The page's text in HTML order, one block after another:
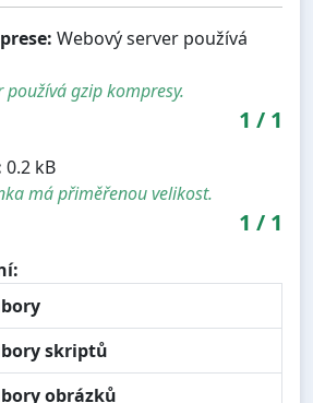
Webový server používá
používá gzip kompresy.
1 / 1
0.2 kB
má přiměřenou velikost.
1 / 1
skriptů
obrázků